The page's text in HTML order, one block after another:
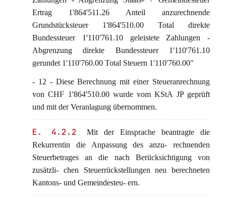
Ertrag 1'864'511.26 Anteil anzurechnende
Grundstücksteuer 1'864'510.00 Total direkte
Bundessteuer 1'110'761.10 geleistete Zahlungen -
Abgrenzung direkte Bundessteuer 1'110'761.10
gerundet 1'110'760.00 Total Steuern 1'110'760.00"
- 12 - Diese Berechnung mit einer Steueranrechnung
von CHF 1'864'510.00 wurde vom KStA JP geprüft
und mit der Veranlagung übernommen.
E. 4.2.2
Mit der Einsprache beantragte die
Rekurrentin die Anpassung des anzu- rechnenden
Steuerbetrages an die nach Berücksichtigung von
zusätzli- chen Steuerrückstellungen neu berechneten
Kantons- und Gemeindesteu- ern.